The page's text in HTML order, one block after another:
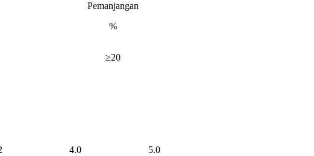
Pemanjangan
%
≥20
4.0 5.0